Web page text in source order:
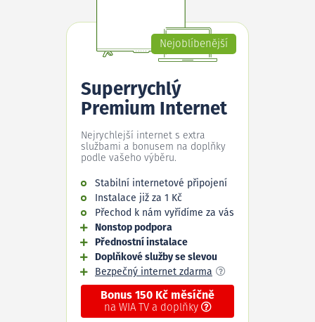
Nejoblíbenější
Superrychlý
Premium Internet
Nejrychlejší internet s extra
službami a bonusem na doplňky
podle vašeho výběru.
Stabilní internetové připojení
Instalace již za 1 Kč
Přechod k nám vyřídíme za vás
Nonstop podpora
Přednostní instalace
Doplňkové služby se slevou
Bezpečný internet zdarma
Bonus 150 Kč měsíčně
na WIA TV a doplňky